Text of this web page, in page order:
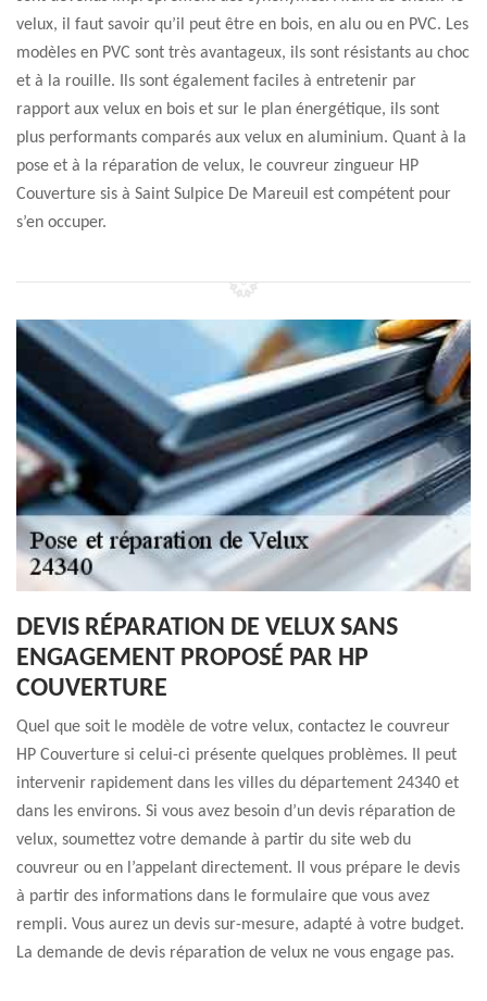
velux, il faut savoir qu’il peut être en bois, en alu ou en PVC. Les
modèles en PVC sont très avantageux, ils sont résistants au choc
et à la rouille. Ils sont également faciles à entretenir par
rapport aux velux en bois et sur le plan énergétique, ils sont
plus performants comparés aux velux en aluminium. Quant à la
pose et à la réparation de velux, le couvreur zingueur HP
Couverture sis à Saint Sulpice De Mareuil est compétent pour
s’en occuper.
DEVIS RÉPARATION DE VELUX SANS
ENGAGEMENT PROPOSÉ PAR HP
COUVERTURE
Quel que soit le modèle de votre velux, contactez le couvreur
HP Couverture si celui-ci présente quelques problèmes. Il peut
intervenir rapidement dans les villes du département 24340 et
dans les environs. Si vous avez besoin d’un devis réparation de
velux, soumettez votre demande à partir du site web du
couvreur ou en l’appelant directement. Il vous prépare le devis
à partir des informations dans le formulaire que vous avez
rempli. Vous aurez un devis sur-mesure, adapté à votre budget.
La demande de devis réparation de velux ne vous engage pas.